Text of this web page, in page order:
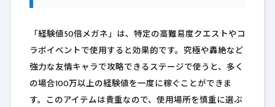
「経験値50倍メガネ」は、特定の高難易度クエストやコ
ラボイベントで使用すると効果的です。究極や轟絶など
強力な友情キャラで攻略できるステージで使うと、多く
の場合100万以上の経験値を一度に稼ぐことができま
す。このアイテムは貴重なので、使用場所を慎重に選ぶ